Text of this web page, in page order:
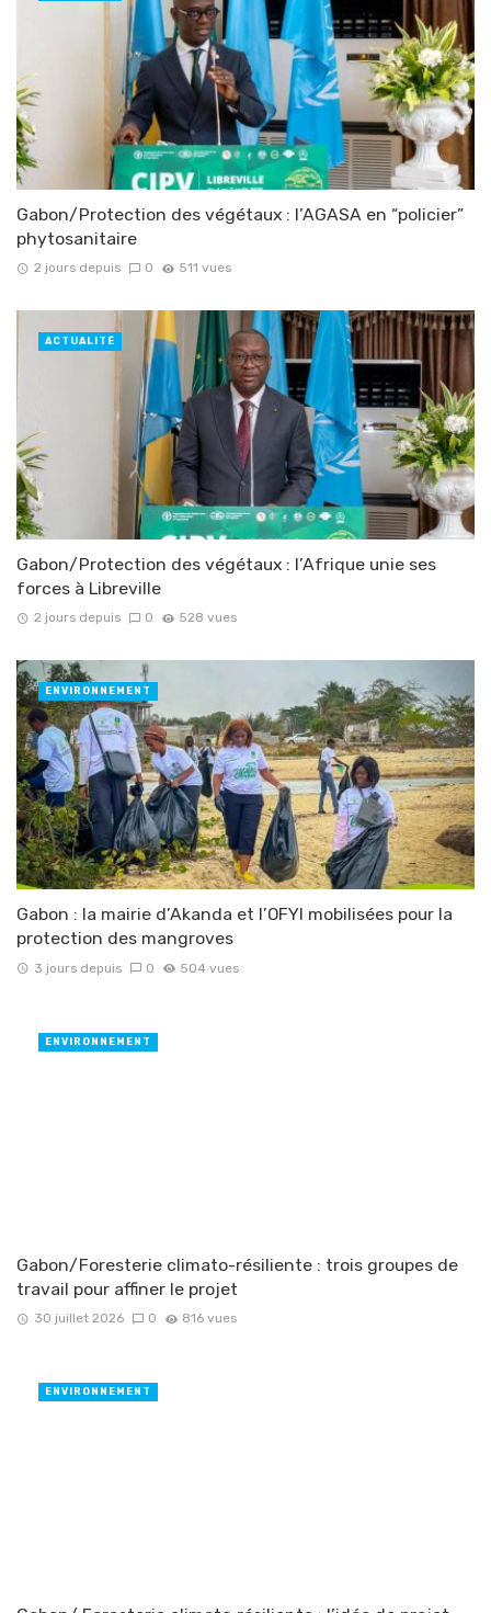
Gabon/Protection des végétaux : l’AGASA en “policier”
phytosanitaire
2 jours depuis 0 511 vues
Gabon/Protection des végétaux : l’Afrique unie ses
forces à Libreville
2 jours depuis 0 528 vues
ACTUALITÉ
Gabon : la mairie d’Akanda et l’OFYI mobilisées pour la
protection des mangroves
3 jours depuis 0 504 vues
ENVIRONNEMENT
Gabon/Foresterie climato-résiliente : trois groupes de
travail pour affiner le projet
30 juillet 2026 0 816 vues
ENVIRONNEMENT
ENVIRONNEMENT